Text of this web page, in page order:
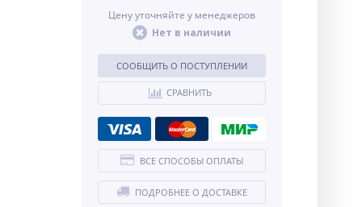
Цену уточняйте у менеджеров
Нет в наличии
СООБЩИТЬ О ПОСТУПЛЕНИИ
СРАВНИТЬ
ВСЕ СПОСОБЫ ОПЛАТЫ
ПОДРОБНЕЕ О ДОСТАВКЕ